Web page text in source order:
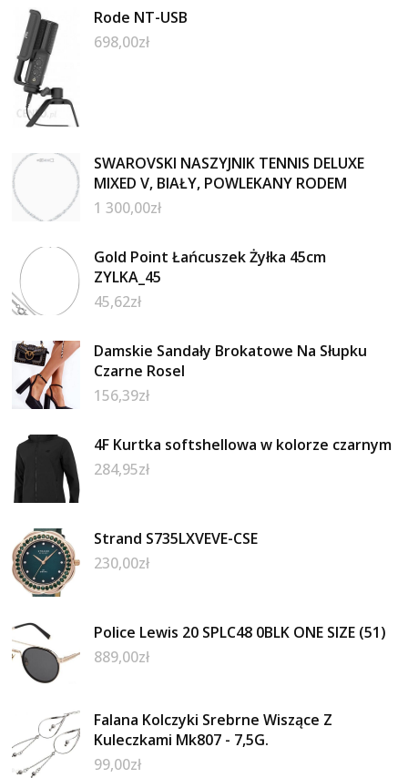
Rode NT-USB
698,00zł
SWAROVSKI NASZYJNIK TENNIS DELUXE
MIXED V, BIAŁY, POWLEKANY RODEM
1 300,00zł
Gold Point Łańcuszek Żyłka 45cm
ZYLKA_45
45,62zł
Damskie Sandały Brokatowe Na Słupku
Czarne Rosel
156,39zł
4F Kurtka softshellowa w kolorze czarnym
284,95zł
Strand S735LXVEVE-CSE
230,00zł
Police Lewis 20 SPLC48 0BLK ONE SIZE (51)
889,00zł
Falana Kolczyki Srebrne Wiszące Z
Kuleczkami Mk807 - 7,5G.
99,00zł